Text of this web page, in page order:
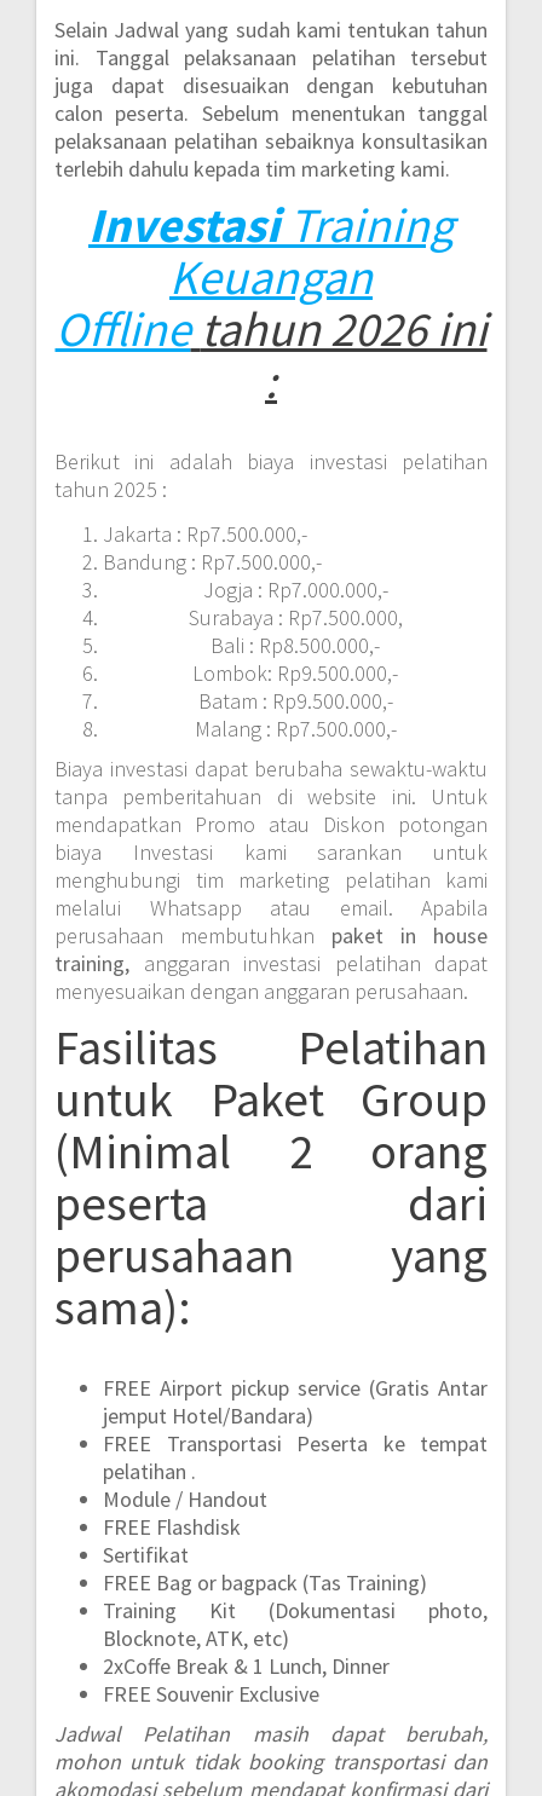
Selain Jadwal yang sudah kami tentukan tahun
ini. Tanggal pelaksanaan pelatihan tersebut
juga dapat disesuaikan dengan kebutuhan
calon peserta. Sebelum menentukan tanggal
pelaksanaan pelatihan sebaiknya konsultasikan
terlebih dahulu kepada tim marketing kami.
Investasi Training
Keuangan
Offline tahun 2026 ini
:
Berikut ini adalah biaya investasi pelatihan
tahun 2025 :
Jakarta : Rp7.500.000,-
Bandung : Rp7.500.000,-
Jogja : Rp7.000.000,-
Surabaya : Rp7.500.000,
Bali : Rp8.500.000,-
Lombok: Rp9.500.000,-
Batam : Rp9.500.000,-
Malang : Rp7.500.000,-
Biaya investasi dapat berubaha sewaktu-waktu
tanpa pemberitahuan di website ini. Untuk
mendapatkan Promo atau Diskon potongan
biaya Investasi kami sarankan untuk
menghubungi tim marketing pelatihan kami
melalui Whatsapp atau email. Apabila
perusahaan membutuhkan paket in house
training, anggaran investasi pelatihan dapat
menyesuaikan dengan anggaran perusahaan.
Fasilitas Pelatihan
untuk Paket Group
(Minimal 2 orang
peserta dari
perusahaan yang
sama):
FREE Airport pickup service (Gratis Antar
jemput Hotel/Bandara)
FREE Transportasi Peserta ke tempat
pelatihan .
Module / Handout
FREE Flashdisk
Sertifikat
FREE Bag or bagpack (Tas Training)
Training Kit (Dokumentasi photo,
Blocknote, ATK, etc)
2xCoffe Break & 1 Lunch, Dinner
FREE Souvenir Exclusive
Jadwal Pelatihan masih dapat berubah,
mohon untuk tidak booking transportasi dan
akomodasi sebelum mendapat konfirmasi dari